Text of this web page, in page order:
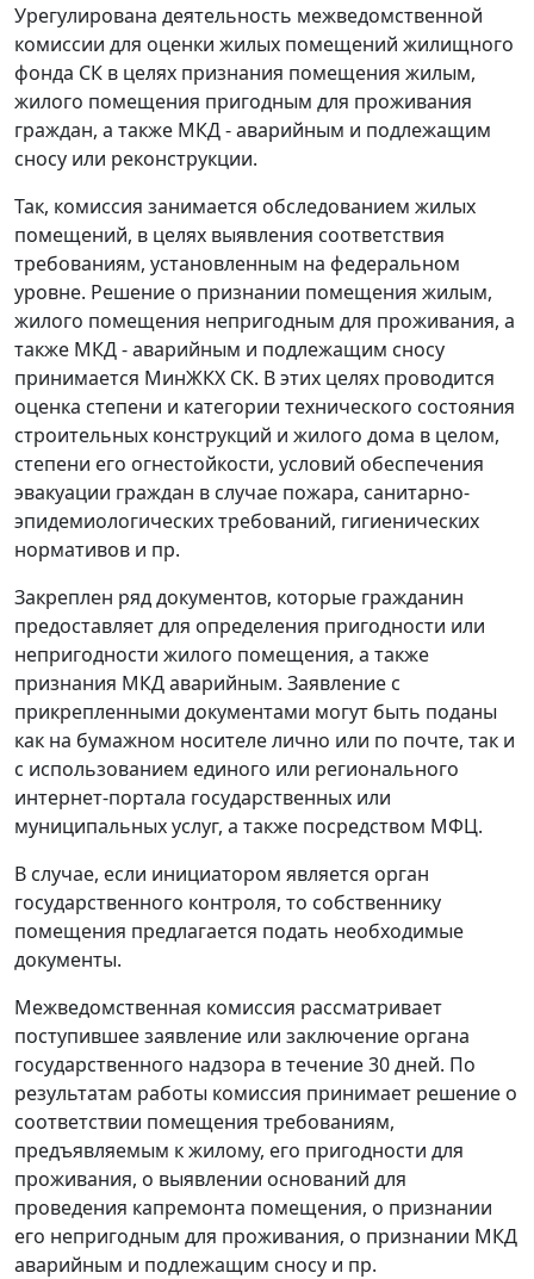
Урегулирована деятельность межведомственной
комиссии для оценки жилых помещений жилищного
фонда СК в целях признания помещения жилым,
жилого помещения пригодным для проживания
граждан, а также МКД - аварийным и подлежащим
сносу или реконструкции.
Так, комиссия занимается обследованием жилых
помещений, в целях выявления соответствия
требованиям, установленным на федеральном
уровне. Решение о признании помещения жилым,
жилого помещения непригодным для проживания, а
также МКД - аварийным и подлежащим сносу
принимается МинЖКХ СК. В этих целях проводится
оценка степени и категории технического состояния
строительных конструкций и жилого дома в целом,
степени его огнестойкости, условий обеспечения
эвакуации граждан в случае пожара, санитарно-
эпидемиологических требований, гигиенических
нормативов и пр.
Закреплен ряд документов, которые гражданин
предоставляет для определения пригодности или
непригодности жилого помещения, а также
признания МКД аварийным. Заявление с
прикрепленными документами могут быть поданы
как на бумажном носителе лично или по почте, так и
с использованием единого или регионального
интернет-портала государственных или
муниципальных услуг, а также посредством МФЦ.
В случае, если инициатором является орган
государственного контроля, то собственнику
помещения предлагается подать необходимые
документы.
Межведомственная комиссия рассматривает
поступившее заявление или заключение органа
государственного надзора в течение 30 дней. По
результатам работы комиссия принимает решение о
соответствии помещения требованиям,
предъявляемым к жилому, его пригодности для
проживания, о выявлении оснований для
проведения капремонта помещения, о признании
его непригодным для проживания, о признании МКД
аварийным и подлежащим сносу и пр.